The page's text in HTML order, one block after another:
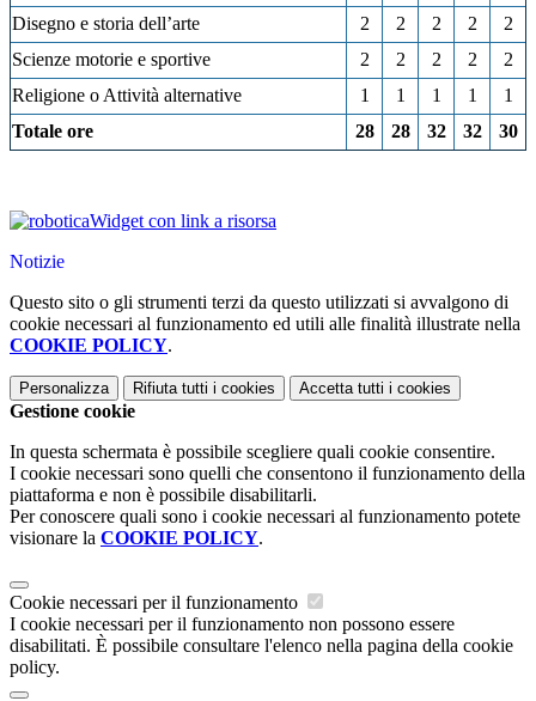
Disegno e storia dell’arte
2 2 2 2
2
Scienze motorie e sportive
2 2 2 2
2
Religione o Attività alternative
1 1 1 1
1
Totale ore
28 28 32 32 30
Widget con link a risorsa
Notizie
Questo sito o gli strumenti terzi da questo utilizzati si avvalgono di
cookie necessari al funzionamento ed utili alle finalità illustrate nella
COOKIE POLICY.
Personalizza Rifiuta tutti i cookies Accetta tutti i cookies
Gestione cookie
In questa schermata è possibile scegliere quali cookie consentire.
I cookie necessari sono quelli che consentono il funzionamento della
piattaforma e non è possibile disabilitarli.
Per conoscere quali sono i cookie necessari al funzionamento potete
visionare la COOKIE POLICY.
Cookie necessari per il funzionamento
I cookie necessari per il funzionamento non possono essere
disabilitati. È possibile consultare l'elenco nella pagina della cookie
policy.